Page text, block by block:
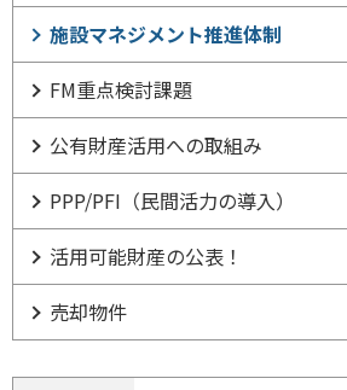
施設マネジメント推進体制
FM重点検討課題
公有財産活用への取組み
PPP/PFI（民間活力の導入）
活用可能財産の公表！
売却物件